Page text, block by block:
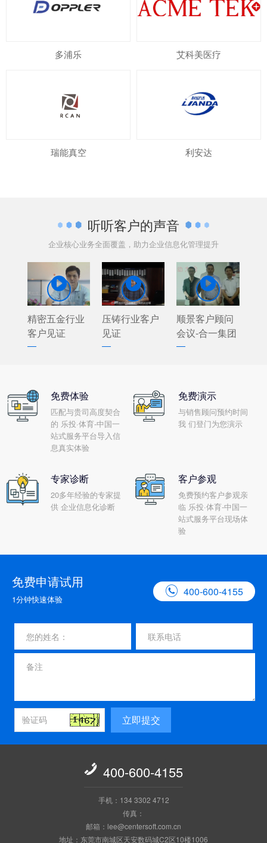
多浦乐 艾科美医疗
瑞能真空 利安达
听听客户的声音
企业核心业务全面覆盖，助力企业信息化管理提升

精密五金行业
客户见证

压铸行业客户
见证

顺景客户顾问
会议-合一集团
免费体验
匹配与贵司高度契合
的 乐投·体育-中国一
站式服务平台导入信
息真实体验
免费演示
与销售顾问预约时间
我 们登门为您演示
专家诊断
20多年经验的专家提
供 企业信息化诊断
客户参观
免费预约客户参观亲
临 乐投·体育-中国一
站式服务平台现场体
验
免费申请试用
1分钟快速体验
 400-600-4155
立即提交
 400-600-4155
手机：134 3302 4712
传真：
邮箱：lee@centersoft.com.cn
地址：东莞市南城区天安数码城C2区10楼1006